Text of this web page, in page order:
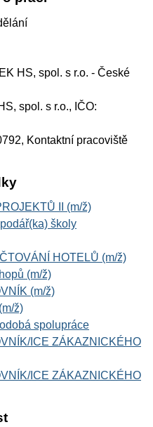
HS, spol. s r.o. - České
spol. s r.o., IČO:
Kontaktní pracoviště
II (m/ž)
školy
HOTELŮ (m/ž)
(m/ž)
(m/ž)
ž)
spolupráce
ICE ZÁKAZNICKÉHO
ICE ZÁKAZNICKÉHO